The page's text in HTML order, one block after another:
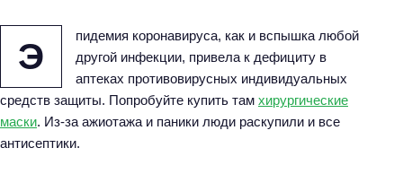
.
Э
пидемия коронавируса, как и вспышка любой
другой инфекции, привела к дефициту в
аптеках противовирусных индивидуальных
средств защиты. Попробуйте купить там хирургические
маски. Из-за ажиотажа и паники люди раскупили и все
антисептики.